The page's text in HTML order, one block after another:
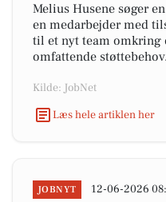
Melius Husene søger
en medarbejder med
til et nyt team omkring
omfattende støttebehov.
Kilde: JobNet
Læs hele artiklen her
JOBNYT 12-06-2026